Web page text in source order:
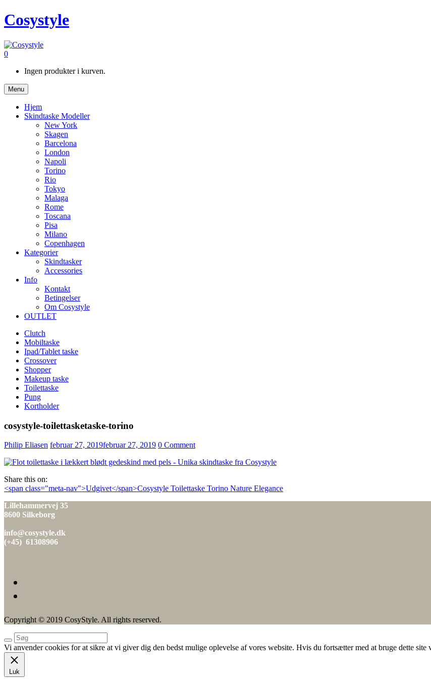
Cosystyle
0
Ingen produkter i kurven.
Menu
Hjem
Skindtaske Modeller
New York
Skagen
Barcelona
London
Napoli
Torino
Rio
Tokyo
Malaga
Rome
Toscana
Pisa
Milano
Copenhagen
Kategorier
Skindtasker
Accessories
Info
Kontakt
Betingelser
Om Cosystyle
OUTLET
Clutch
Mobiltaske
Ipad/Tablet taske
Crossover
Shopper
Makeup taske
Toilettaske
Pung
Kortholder
cosystyle-toilettasketaske-torino
Philip Eliasen Udgivet
februar 27, 2019februar 27, 2019 0 Comment
Share this on:
Indlæg
navigation
<span class="meta-nav">Udgivet</span>Cosystyle Toilettaske Torino Nature Elegance
Lillehammervej 35
8600 Silkeborg
info@cosystyle.dk
(+45) 61308906
Copyright © 2019 CosyStyle. All rights reserved.
Vi anvender cookies for at sikre at vi giver dig den bedst mulige oplevelse af vores website. Hvis du fortsætter med at bruge dette site
Luk